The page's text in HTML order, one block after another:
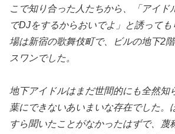
こで知り合った人たちから、「アイド
でDJをするからおいでよ」と誘って
場は新宿の歌舞伎町で、ビルの地下2
スワンでした。
地下アイドルはまだ世間的にも全然知
葉にできないあいまいな存在でした。
すら聞いたことがなかったはずで、蔑